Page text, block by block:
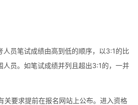
人员笔试成绩由高到低的顺序，以3:1的比
人员。如笔试成绩并列且超出3:1的，一并
关要求提前在报名网站上公布。进入资格